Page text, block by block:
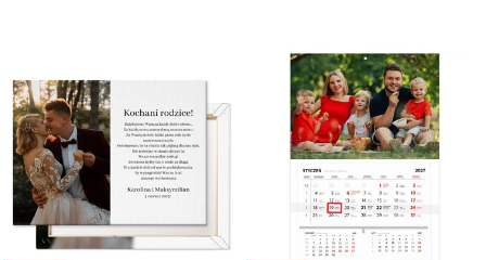
personalizowane
Koszulki
personalizowane
Fartuchy
personalizowane
Woreczki z organzy
Koperty
Inne
na 18 urodziny
na 30 urodziny
na 40 urodziny
dla dziadka
dla dziecka
dla ucznia